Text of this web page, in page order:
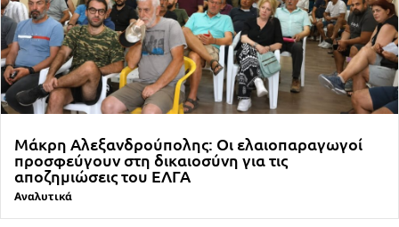
Μάκρη Αλεξανδρούπολης: Οι ελαιοπαραγωγοί
προσφεύγουν στη δικαιοσύνη για τις
αποζημιώσεις του ΕΛΓΑ
Αναλυτικά